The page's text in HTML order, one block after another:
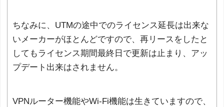
ちなみに、UTMの途中でのライセンス延長は出来な
いメーカーがほとんどですので、再リースをしたと
してもライセンス期間最終日で更新は止まり、アッ
プデート出来はされません。
VPNルーター機能やWi-Fi機能は生きていますので、